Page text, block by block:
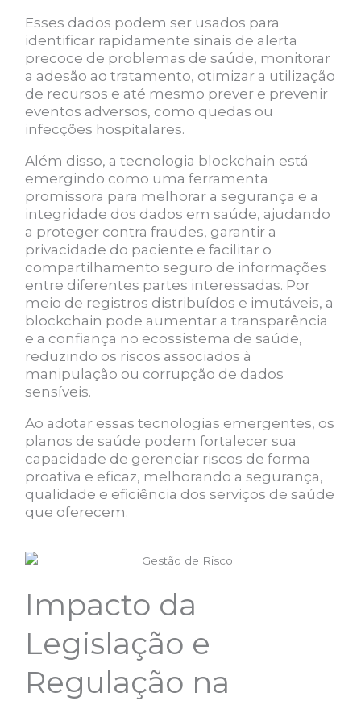
Esses dados podem ser usados para
identificar rapidamente sinais de alerta
precoce de problemas de saúde, monitorar
a adesão ao tratamento, otimizar a utilização
de recursos e até mesmo prever e prevenir
eventos adversos, como quedas ou
infecções hospitalares.
Além disso, a tecnologia blockchain está
emergindo como uma ferramenta
promissora para melhorar a segurança e a
integridade dos dados em saúde, ajudando
a proteger contra fraudes, garantir a
privacidade do paciente e facilitar o
compartilhamento seguro de informações
entre diferentes partes interessadas. Por
meio de registros distribuídos e imutáveis, a
blockchain pode aumentar a transparência
e a confiança no ecossistema de saúde,
reduzindo os riscos associados à
manipulação ou corrupção de dados
sensíveis.
Ao adotar essas tecnologias emergentes, os
planos de saúde podem fortalecer sua
capacidade de gerenciar riscos de forma
proativa e eficaz, melhorando a segurança,
qualidade e eficiência dos serviços de saúde
que oferecem.
Impacto da
Legislação e
Regulação na